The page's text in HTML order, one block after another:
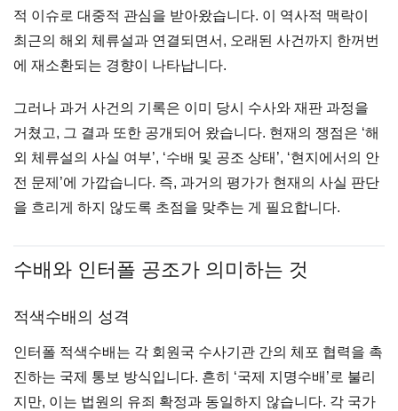
적 이슈로 대중적 관심을 받아왔습니다. 이 역사적 맥락이
최근의 해외 체류설과 연결되면서, 오래된 사건까지 한꺼번
에 재소환되는 경향이 나타납니다.
그러나 과거 사건의 기록은 이미 당시 수사와 재판 과정을
거쳤고, 그 결과 또한 공개되어 왔습니다. 현재의 쟁점은 ‘해
외 체류설의 사실 여부’, ‘수배 및 공조 상태’, ‘현지에서의 안
전 문제’에 가깝습니다. 즉, 과거의 평가가 현재의 사실 판단
을 흐리게 하지 않도록 초점을 맞추는 게 필요합니다.
수배와 인터폴 공조가 의미하는 것
적색수배의 성격
인터폴 적색수배는 각 회원국 수사기관 간의 체포 협력을 촉
진하는 국제 통보 방식입니다. 흔히 ‘국제 지명수배’로 불리
지만, 이는 법원의 유죄 확정과 동일하지 않습니다. 각 국가